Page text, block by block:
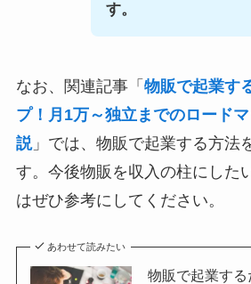
す。
なお、関連記事「 物販で起業す
プ！月1万～独立までのロード
説」では、物販で起業する方法
す。今後物販を収入の柱にした
はぜひ参考にしてください。
あわせて読みたい
物販で起業す